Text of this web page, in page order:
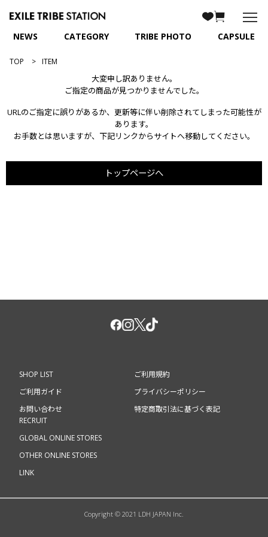
NEWS CATEGORY TRIBE PHOTO CAPSULE
TOP ITEM
大変申し訳ありません。
ご指定の商品が見つかりませんでした。
URLのご指定に誤りがあるか、更新等に伴い削除されてしまった可能性が
あります。
お手数とは思いますが、下記リンクからサイトへ移動してください。
トップページへ
SHOP LIST
ご利用ガイド
お問い合わせ
ご利用規約
プライバシーポリシー
特定商取引法に基づく表記
RECRUIT
GLOBAL ONLINE STORES
OTHER ONLINE STORES
LINK
Copyright © 2021 LDH JAPAN Inc.